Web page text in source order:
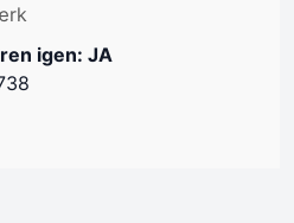
igen: JA